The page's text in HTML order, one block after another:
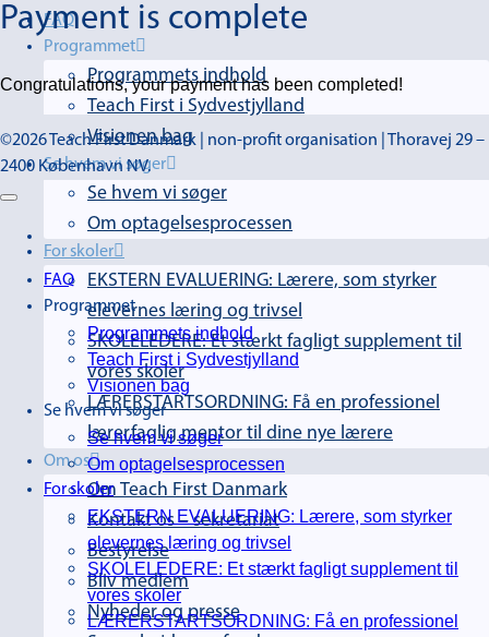
FAQ
Programmet
Programmets indhold
Teach First i Sydvestjylland
Visionen bag
Se hvem vi søger
Se hvem vi søger
Om optagelsesprocessen
For skoler
EKSTERN EVALUERING: Lærere, som styrker
elevernes læring og trivsel
SKOLELEDERE: Et stærkt fagligt supplement til
vores skoler
LÆRERSTARTSORDNING: Få en professionel
lærerfaglig mentor til dine nye lærere
Om os
Om Teach First Danmark
Kontakt os – sekretariat
Bestyrelse
Bliv medlem
Nyheder og presse
Payment is complete
Congratulations, your payment has been completed!
©2026 Teach First Danmark | non-profit organisation | Thoravej 29 –
2400 København NV.
FAQ
Programmet
Programmets indhold
Teach First i Sydvestjylland
Visionen bag
Se hvem vi søger
Se hvem vi søger
Om optagelsesprocessen
For skoler
EKSTERN EVALUERING: Lærere, som styrker
elevernes læring og trivsel
SKOLELEDERE: Et stærkt fagligt supplement til
vores skoler
LÆRERSTARTSORDNING: Få en professionel